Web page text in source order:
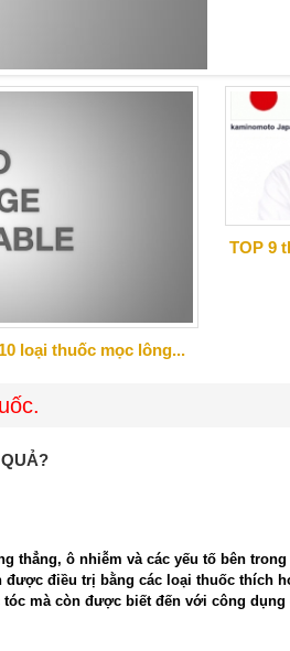
hẹn hò sắp tới đây?
loại thuốc mọc lông...
TOP 9
thẳng, ô nhiễm và các yếu tố bên
điều trị bằng các loại thuốc thích
mà còn được biết đến với công